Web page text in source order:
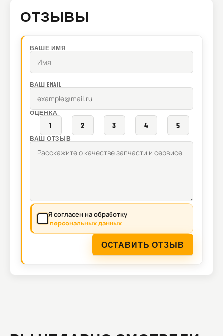
ОТЗЫВЫ
ВАШЕ ИМЯ
ВАШ EMAIL
ОЦЕНКА
1 2 3 4 5
ВАШ ОТЗЫВ
Я согласен на обработку
персональных данных
ОСТАВИТЬ ОТЗЫВ